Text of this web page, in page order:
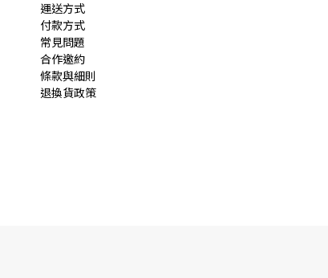
運送方式
付款方式
常見問題
合作邀約
條款與細則
退換貨政策